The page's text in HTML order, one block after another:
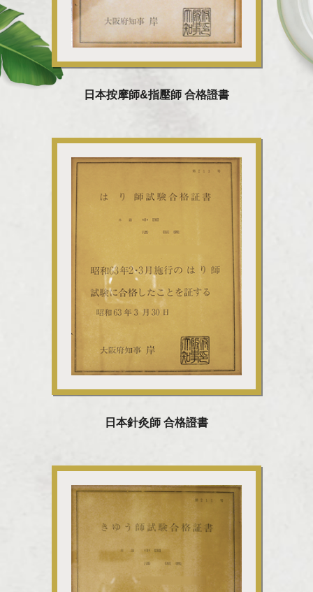
日本按摩師&指壓師 合格證書
日本針灸師 合格證書